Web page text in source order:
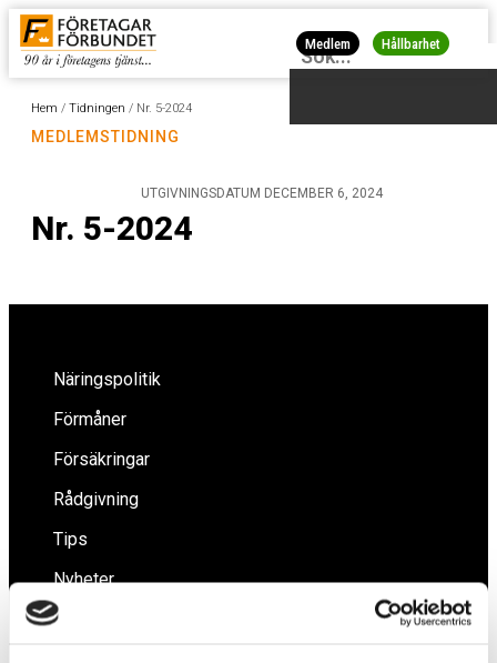
Medlem Hållbarhet
Hem / Tidningen / Nr. 5-2024
MEDLEMSTIDNING
UTGIVNINGSDATUM DECEMBER 6, 2024
Nr. 5-2024
Näringspolitik
Förmåner
Försäkringar
Rådgivning
Tips
Nyheter
Om oss